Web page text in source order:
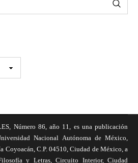
Número 86, año 11, es una publicación
Nacional Autónoma de México,
Coyoacán, C.P. 04510, Ciudad de México, a
y Letras, Circuito Interior, Ciudad